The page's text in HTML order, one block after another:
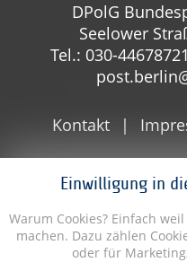
Einwilligung in
Warum Cookies? Einfach
machen. Dazu zählen
oder für
DPolG
Seelower
Tel.: 030-
Kontakt